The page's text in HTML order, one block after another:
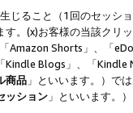
じること（1回のセッシ
。(x)お客様の当該ク
Amazon Shorts」、「
Kindle Blogs」、「
商品 」といいます。）で
ッション 」といいます。